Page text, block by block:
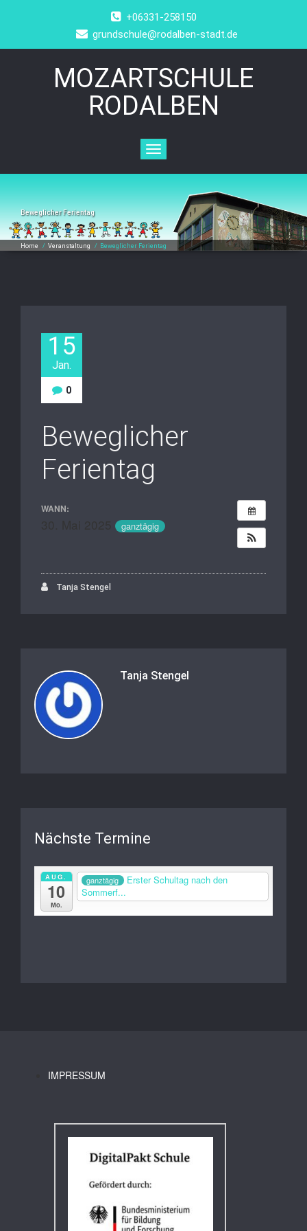
+06331-258150
grundschule@rodalben-stadt.de
MOZARTSCHULE
RODALBEN
Toggle
navigation
Beweglicher Ferientag
Home / Veranstaltung / Beweglicher Ferientag
15
Jan.
0
Beweglicher
Ferientag
WANN:
ganztägig
Tanja Stengel
Tanja Stengel
Nächste Termine
AUG.
10
Mo.
ganztägig
Erster Schultag nach den
Sommerf...
IMPRESSUM